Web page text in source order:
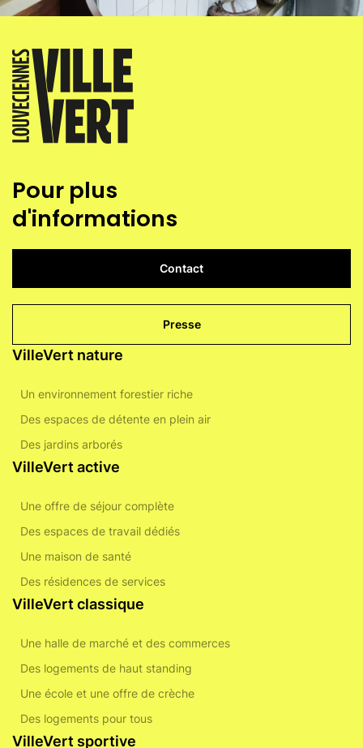
Pour plus
d'informations
Contact
Presse
VilleVert nature
Un environnement forestier riche
Des espaces de détente en plein air
Des jardins arborés
VilleVert active
Une offre de séjour complète
Des espaces de travail dédiés
Une maison de santé
Des résidences de services
VilleVert classique
Une halle de marché et des commerces
Des logements de haut standing
Une école et une offre de crèche
Des logements pour tous
VilleVert sportive